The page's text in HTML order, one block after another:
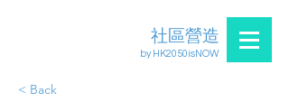
by HK2050isNOW
社區營造
< Back